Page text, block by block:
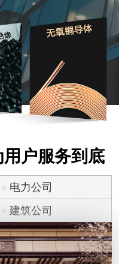
户服务到底
电力公司
建筑公司